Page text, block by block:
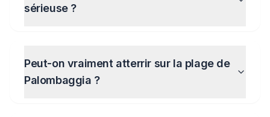
sérieuse ?
Peut-on vraiment atterrir sur la plage de
Palombaggia ?